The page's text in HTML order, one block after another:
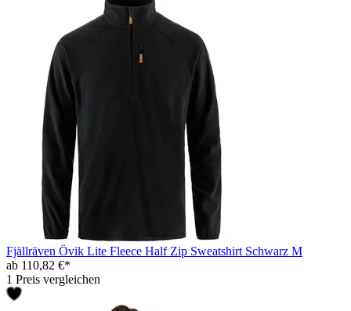
Fjällräven Övik Lite Fleece Half Zip Sweatshirt Schwarz M
ab 110,82 €*
1 Preis vergleichen